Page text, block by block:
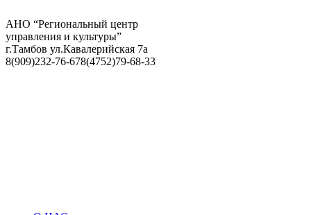
АНО “Региональный центр
управления и культуры”
г.Тамбов ул.Кавалерийская 7а
8(909)232-76-678(4752)79-68-33